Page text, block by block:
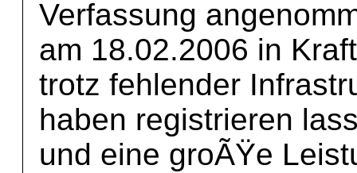
Verfassung
am 18.02.2006 in
trotz fehlender
haben registrieren
und eine groÃŸe